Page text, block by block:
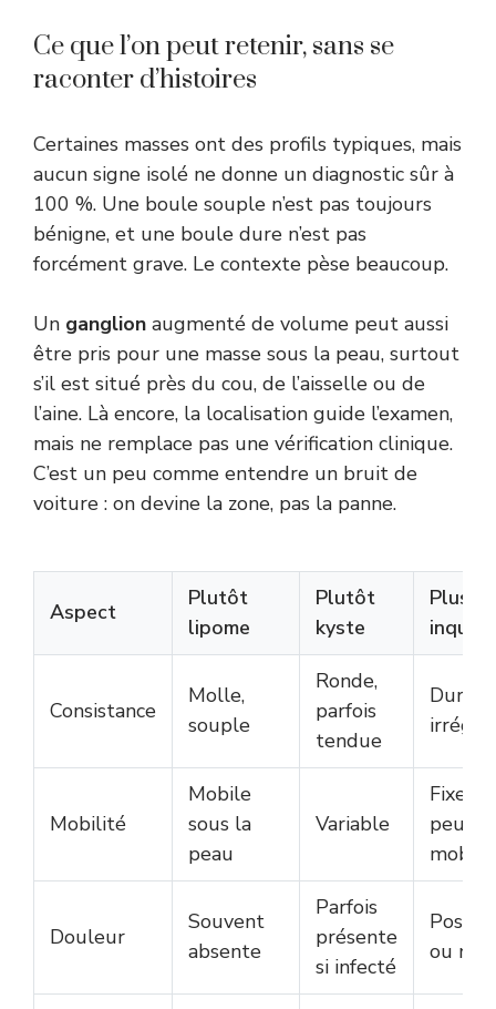
Ce que l’on peut retenir, sans se
raconter d’histoires
Certaines masses ont des profils typiques, mais
aucun signe isolé ne donne un diagnostic sûr à
100 %. Une boule souple n’est pas toujours
bénigne, et une boule dure n’est pas
forcément grave. Le contexte pèse beaucoup.
Un ganglion augmenté de volume peut aussi
être pris pour une masse sous la peau, surtout
s’il est situé près du cou, de l’aisselle ou de
l’aine. Là encore, la localisation guide l’examen,
mais ne remplace pas une vérification clinique.
C’est un peu comme entendre un bruit de
voiture : on devine la zone, pas la panne.
Aspect
Plutôt
lipome
Plutôt
kyste
Plus
Consistance
Molle,
souple
Ronde,
parfois
tendue
Dure,
Mobilité
Mobile
sous la
peau
Variable
Fixe ou
peu
mobile
Douleur
Souvent
absente
Parfois
présente
si infecté
ou non